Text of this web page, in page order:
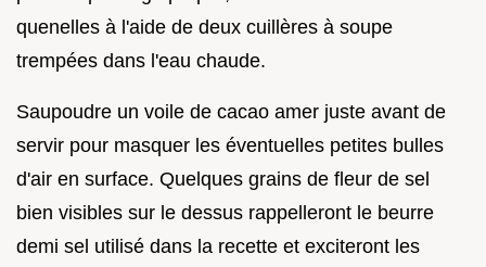
quenelles à l'aide de deux cuillères à soupe
trempées dans l'eau chaude.
Saupoudre un voile de cacao amer juste avant de
servir pour masquer les éventuelles petites bulles
d'air en surface. Quelques grains de fleur de sel
bien visibles sur le dessus rappelleront le beurre
demi sel utilisé dans la recette et exciteront les